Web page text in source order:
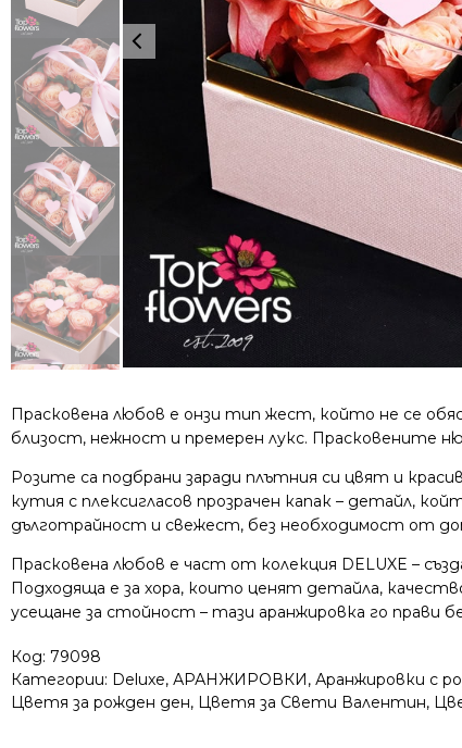
Прасковена любов е онзи тип жест, който не се
близост, нежност и премерен лукс. Прасковените
Розите са подбрани заради плътния си цвят и
кутия с плексигласов прозрачен капак – детайл,
дълготрайност и свежест, без необходимост от
Прасковена любов е част от колекция DELUXE –
Подходяща е за хора, които ценят детайла,
усещане за стойност – тази аранжировка го прави
Код: 79098
Категории: Deluxe, АРАНЖИРОВКИ, Аранжировки с
Цветя за рожден ден, Цветя за Свети Валентин,